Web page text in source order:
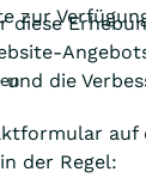
diese
die
der Regel:
zur